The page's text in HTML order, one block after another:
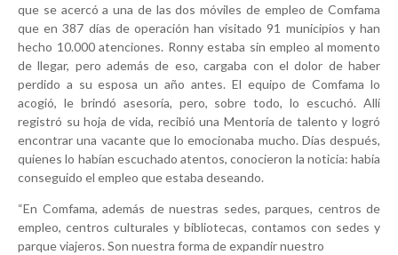
que se acercó a una de las dos móviles de empleo de Comfama
que en 387 días de operación han visitado 91 municipios y han
hecho 10.000 atenciones. Ronny estaba sin empleo al momento
de llegar, pero además de eso, cargaba con el dolor de haber
perdido a su esposa un año antes. El equipo de Comfama lo
acogió, le brindó asesoría, pero, sobre todo, lo escuchó. Allí
registró su hoja de vida, recibió una Mentoría de talento y logró
encontrar una vacante que lo emocionaba mucho. Días después,
quienes lo habían escuchado atentos, conocieron la noticia: había
conseguido el empleo que estaba deseando.
“En Comfama, además de nuestras sedes, parques, centros de
empleo, centros culturales y bibliotecas, contamos con sedes y
parque viajeros. Son nuestra forma de expandir nuestro